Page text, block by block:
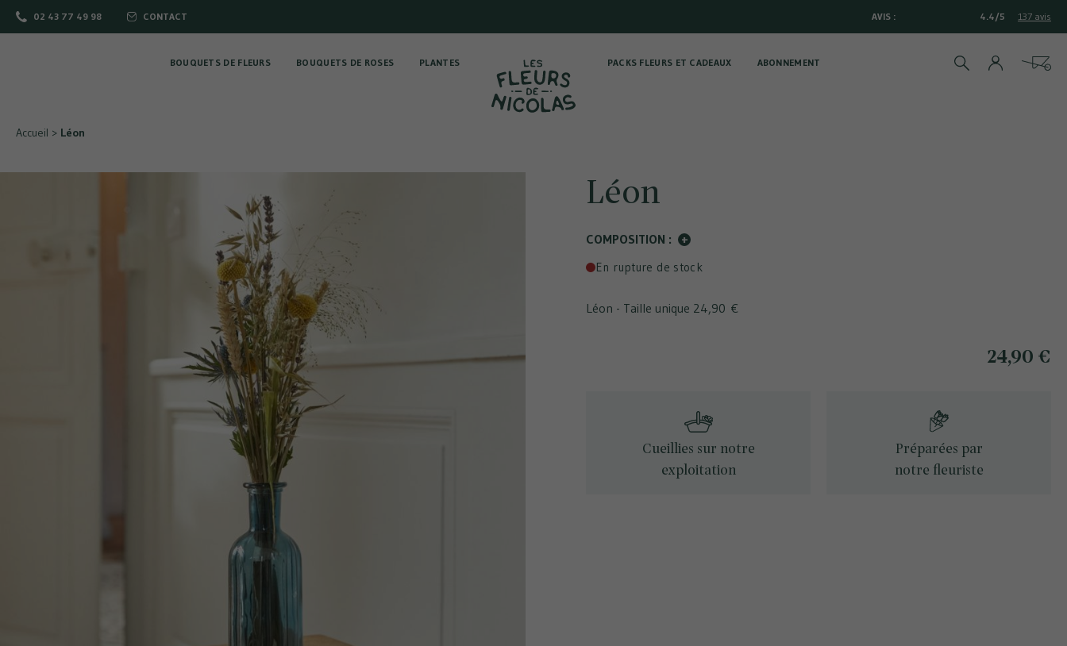
02 43 77 49 98 CONTACT AVIS : 4.4/5 137 avis
BOUQUETS DE FLEURS BOUQUETS DE ROSES PLANTES PACKS FLEURS ET CADEAUX ABONNEMENT RechercherCart
Accueil > Léon
Léon
COMPOSITION : +
En rupture de stock
Léon - Taille unique 24,90 €
24,90 €
Cueillies sur notre
exploitation
Préparées par
notre fleuriste